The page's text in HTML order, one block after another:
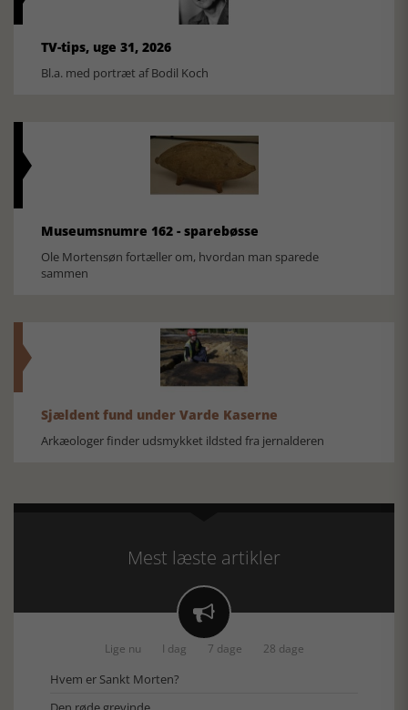
TV-tips, uge 31, 2026
Bl.a. med portræt af Bodil Koch
Museumsnumre 162 - sparebøsse
Ole Mortensøn fortæller om, hvordan man sparede
sammen
Sjældent fund under Varde Kaserne
Arkæologer finder udsmykket ildsted fra jernalderen
Mest læste artikler

Lige nu I dag 7 dage 28 dage
Hvem er Sankt Morten?